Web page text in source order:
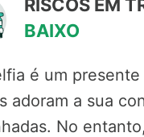
RISCOS EM
BAIXO
é um
adoram a sua
No